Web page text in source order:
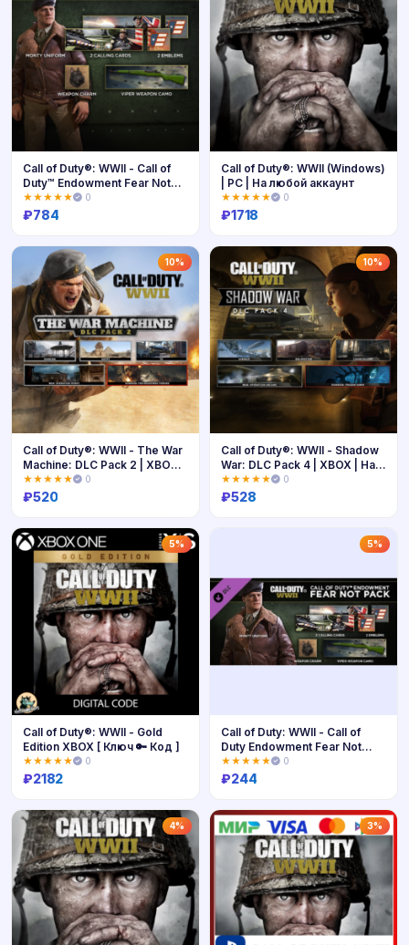
Купить
Call of Duty®: WWII - Call of
Duty™ Endowment Fear Not
Pack | XBOX | На любой
аккаунт
★★★★★ 0
₽784
Купить
Call of Duty®: WWII (Windows)
| PC | На любой аккаунт
★★★★★ 0
₽1718
10%
Купить
Call of Duty®: WWII - The War
Machine: DLC Pack 2 | XBOX |
На любой аккаунт
★★★★★ 0
₽520
10%
Call of Duty®: WWII - Shadow
War: DLC Pack 4 | XBOX | На
любой аккаунт
★★★★★ 0
₽528
5%
Купить
Call of Duty®: WWII - Gold
Edition XBOX [ Ключ 🔑 Код ]
★★★★★ 0
₽2182
5%
Купить
Call of Duty: WWII - Call of
Duty Endowment Fear Not
Pack (DLC)✅Region
free❗Steam Key
★★★★★ 0
₽244
4% 3%